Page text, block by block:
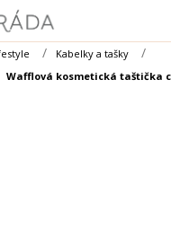
Kabelky a tašky
Wafflová kosmetická taštička